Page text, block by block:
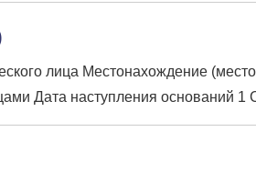
лица Местонахождение (место
Дата наступления оснований 1